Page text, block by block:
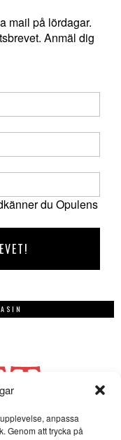
anpassa
Genom att trycka på
mail på lördagar.
Anmäl dig
du Opulens